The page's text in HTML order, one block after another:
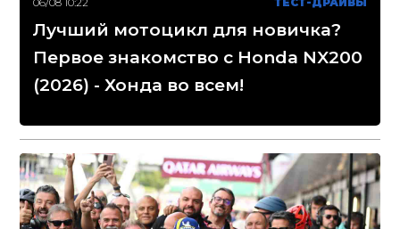
Лучший мотоцикл для новичка?
Первое знакомство с Honda NX200
(2026) - Хонда во всем!